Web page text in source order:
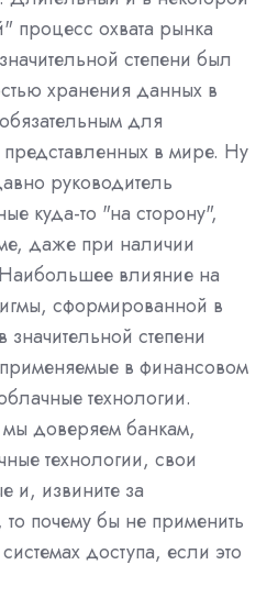
процесс охвата рынка
степени был
хранения данных в
для
в мире. Ну
руководитель
куда-то "на сторону",
даже при наличии
влияние на
сформированной в
значительной степени
в финансовом
технологии.
доверяем банкам,
технологии, свои
и, извините за
почему бы не применить
доступа, если это